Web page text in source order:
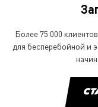
Более 75 000
для бесперебойной и